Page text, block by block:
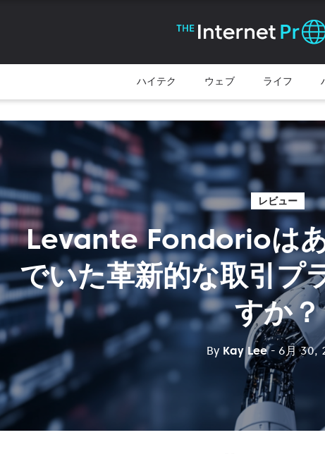
ハイテク ウェブ ライフ
レビュー
Levante Fondorioは
でいた革新的な取引プ
すか？
By Kay Lee - 6月 30,